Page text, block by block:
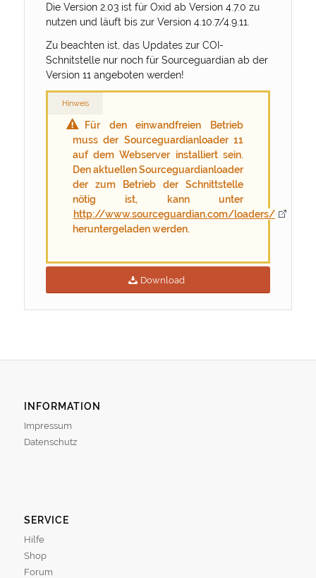
Die Version 2.03 ist für Oxid ab Version 4.7.0 zu
nutzen und läuft bis zur Version 4.10.7/4.9.11.
Zu beachten ist, das Updates zur COI-
Schnitstelle nur noch für Sourceguardian ab der
Version 11 angeboten werden!
Hinweis
Für den einwandfreien Betrieb
muss der Sourceguardianloader 11
auf dem Webserver installiert sein.
Den aktuellen Sourceguardianloader
der zum Betrieb der Schnittstelle
nötig ist, kann unter
http://www.sourceguardian.com/loaders/
heruntergeladen werden.
Download
INFORMATION
Impressum
Datenschutz
SERVICE
Hilfe
Shop
Forum